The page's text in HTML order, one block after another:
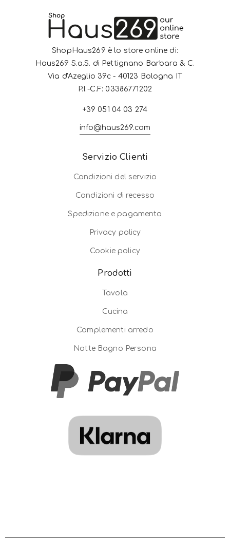
ShopHaus269 è lo store online di:
Haus269 S.a.S. di Pettignano Barbara & C.
Via d'Azeglio 39c - 40123 Bologna IT
P.I.-C.F: 03386771202
+39 051 04 03 274
info@haus269.com
Servizio Clienti
Condizioni del servizio
Condizioni di recesso
Spedizione e pagamento
Privacy policy
Cookie policy
Prodotti
Tavola
Cucina
Complementi arredo
Notte Bagno Persona